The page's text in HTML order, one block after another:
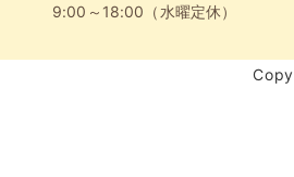
9:00～18:00（水曜定休）